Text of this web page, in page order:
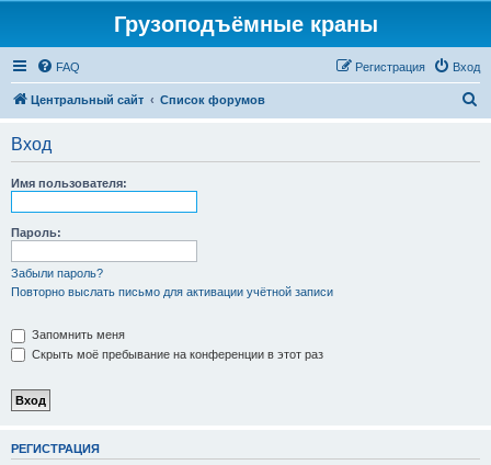
Грузоподъёмные краны
FAQ Вход
Регистрация
Центральный сайт Список форумов
Вход
Имя пользователя:
Пароль:
Забыли пароль?
Повторно выслать письмо для активации учётной записи
Запомнить меня
Скрыть моё пребывание на конференции в этот раз
РЕГИСТРАЦИЯ